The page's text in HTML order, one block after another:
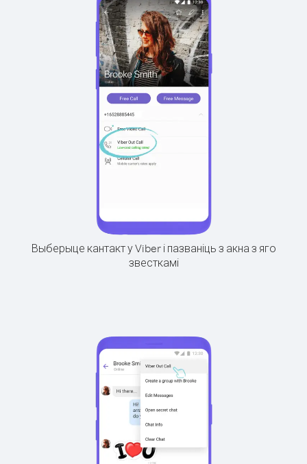
Выберыце кантакт у Viber і пазваніць з акна з яго
звесткамі